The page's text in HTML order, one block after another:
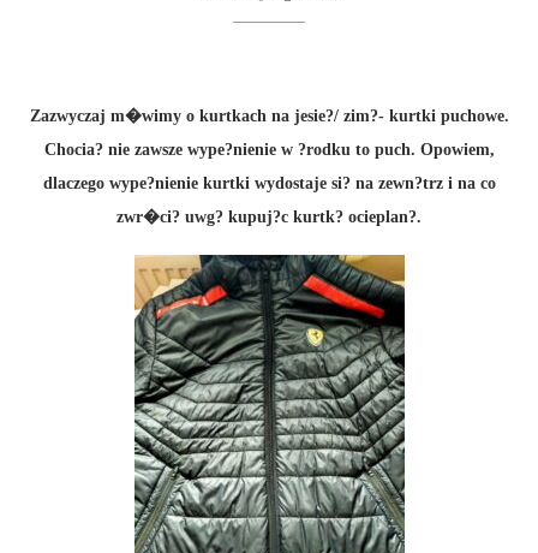
Zazwyczaj m�wimy o kurtkach na jesie?/ zim?- kurtki puchowe.
Chocia? nie zawsze wype?nienie w ?rodku to puch. Opowiem,
dlaczego wype?nienie kurtki wydostaje si? na zewn?trz i na co
zwr�ci? uwg? kupuj?c kurtk? ocieplan?.